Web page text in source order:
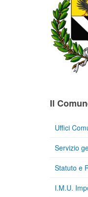
Il
Uffici
Servizio
Statuto e
I.M.U.